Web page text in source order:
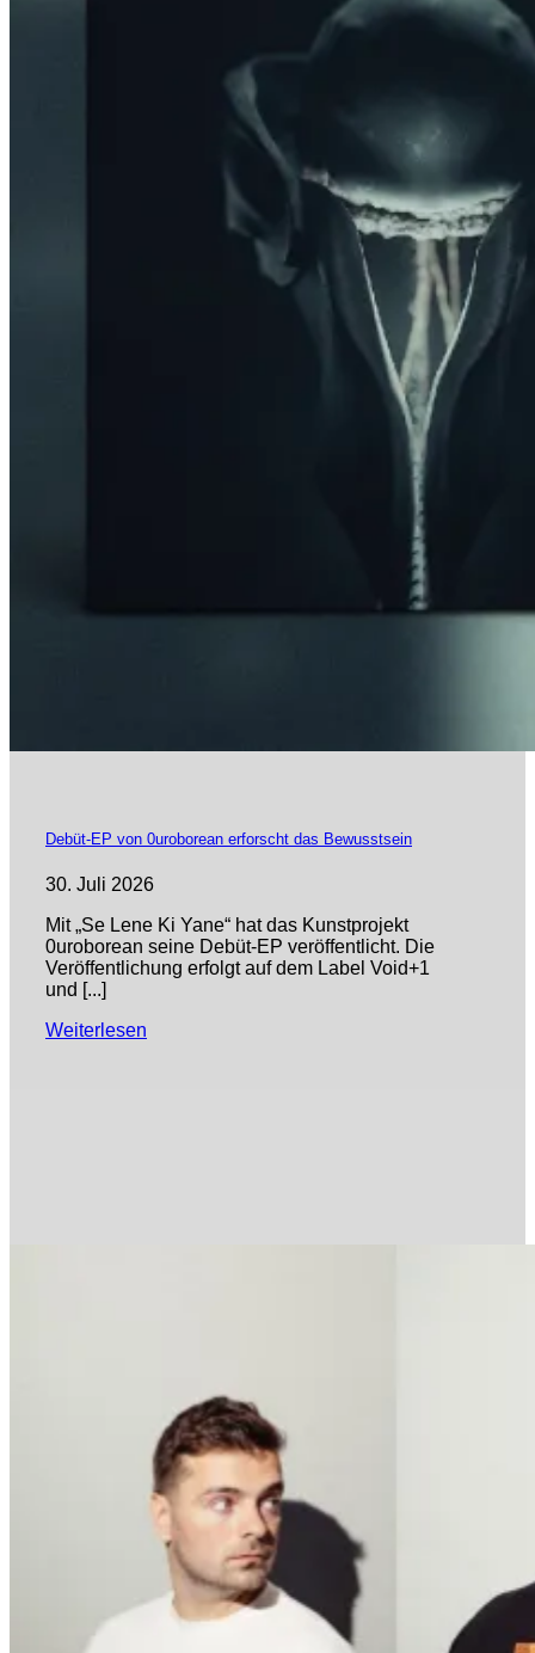
Debüt-EP von 0uroborean erforscht das Bewusstsein
30. Juli 2026
Mit „Se Lene Ki Yane“ hat das Kunstprojekt
0uroborean seine Debüt-EP veröffentlicht. Die
Veröffentlichung erfolgt auf dem Label Void+1
und [...]
Weiterlesen